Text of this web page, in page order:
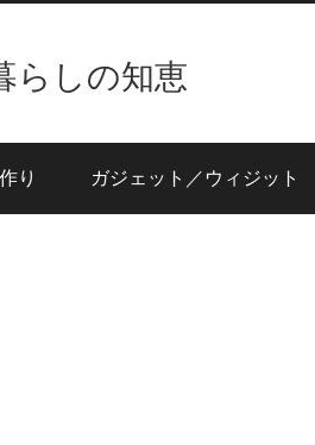
らしの知恵
り ガジェット／ウィジット